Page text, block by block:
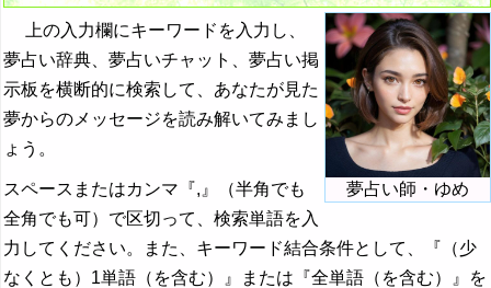
夢占い師・ゆめ
上の入力欄にキーワードを入力し、
夢占い辞典、夢占いチャット、夢占い掲
示板を横断的に検索して、あなたが見た
夢からのメッセージを読み解いてみまし
ょう。
スペースまたはカンマ『,』（半角でも
全角でも可）で区切って、検索単語を入
力してください。また、キーワード結合条件として、『（少
なくとも）1単語（を含む）』または『全単語（を含む）』を